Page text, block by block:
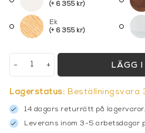
(+ 6 355 kr)
Ek
(+ 6 355 kr)
+
- LÄGG
Lagerstatus: Beställningsvara
14 dagars returrätt på lagervaror.
Leverans inom 3-5 arbetsdagar